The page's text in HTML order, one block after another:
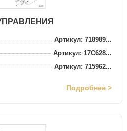
Артикул: 718989...
Артикул: 17C628...
Артикул: 715962...
Подробнее >